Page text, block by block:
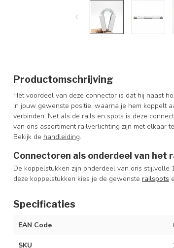
Productomschrijving
Het voordeel van deze connector is dat hij naast
in jouw gewenste positie, waarna je hem koppelt
verbinden. Net als de rails en spots is deze
van ons assortiment railverlichting zijn met elkaar
Bekijk de handleiding.
Connectoren als onderdeel van het
De koppelstukken zijn onderdeel van ons
deze koppelstukken kies je de gewenste railspots
Specificaties
EAN Code
SKU